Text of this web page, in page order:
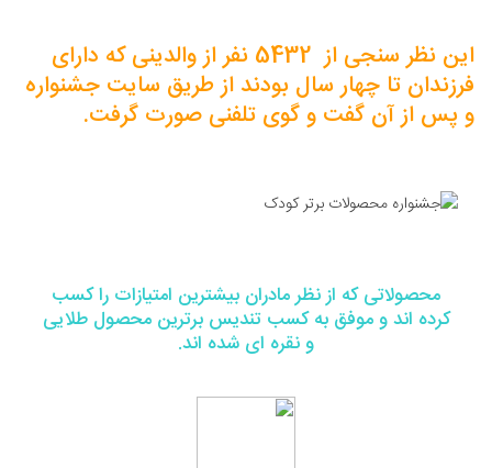
این نظر سنجی از 5432 نفر از والدینی که دارای
فرزندان تا چهار سال بودند از طریق سایت جشنواره
و پس از آن گفت و گوی تلفنی صورت گرفت.
محصولاتی که از نظر مادران بیشترین امتیازات را کسب
کرده اند و موفق به کسب تندیس برترین محصول طلایی
و نقره ای شده اند.